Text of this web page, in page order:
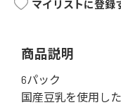
マイリストに登録
商品説明
6パック
国産豆乳を使用し